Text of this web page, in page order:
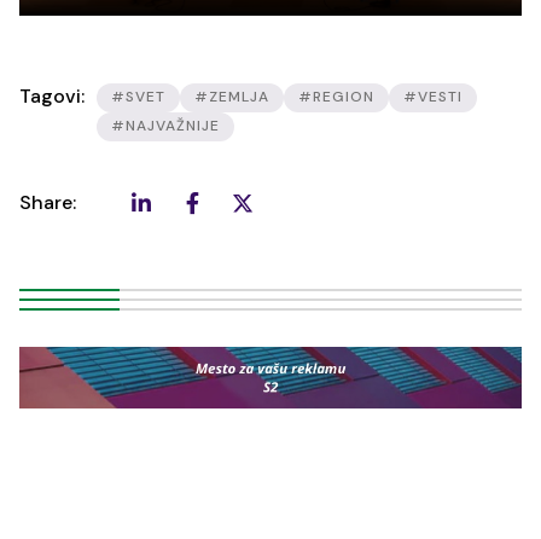
Tagovi: #SVET #ZEMLJA #REGION
#VESTI
#NAJVAŽNIJE
Share: